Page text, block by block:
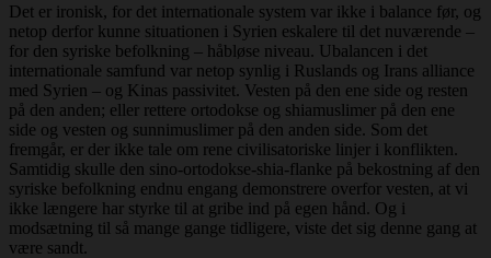
Det er ironisk, for det internationale system var ikke i balance før, og
netop derfor kunne situationen i Syrien eskalere til det nuværende –
for den syriske befolkning – håbløse niveau. Ubalancen i det
internationale samfund var netop synlig i Ruslands og Irans alliance
med Syrien – og Kinas passivitet. Vesten på den ene side og resten
på den anden; eller rettere ortodokse og shiamuslimer på den ene
side og vesten og sunnimuslimer på den anden side. Som det
fremgår, er der ikke tale om rene civilisatoriske linjer i konflikten.
Samtidig skulle den sino-ortodokse-shia-flanke på bekostning af den
syriske befolkning endnu engang demonstrere overfor vesten, at vi
ikke længere har styrke til at gribe ind på egen hånd. Og i
modsætning til så mange gange tidligere, viste det sig denne gang at
være sandt.